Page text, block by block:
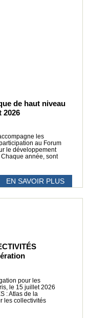
de haut niveau
2026
les
au Forum
le développement
année, sont
EN SAVOIR PLUS
pour les
le 15 juillet 2026
: Atlas de la
les collectivités